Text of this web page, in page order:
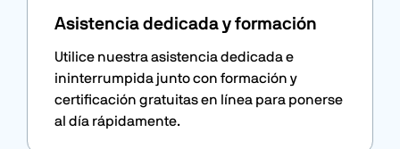
Asistencia dedicada y formación
Utilice nuestra asistencia dedicada e
ininterrumpida junto con formación y
certificación gratuitas en línea para ponerse
al día rápidamente.